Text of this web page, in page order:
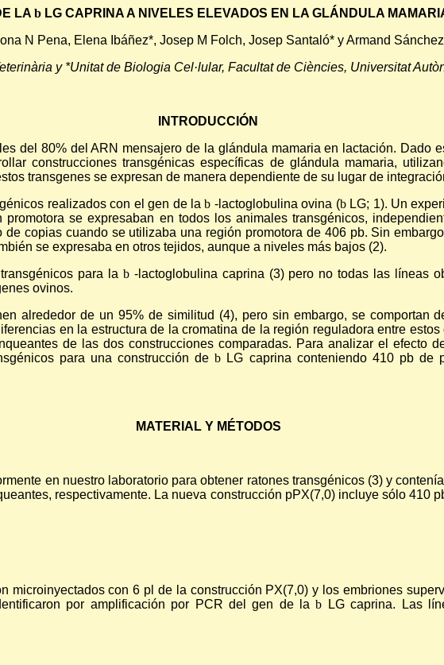
LA bLG CAPRINA A NIVELES ELEVADOS EN LA GLÁNDULA
N Pena, Elena Ibáñez*, Josep M Folch, Josep Santaló* y Armand Sánchez
y *Unitat de Biologia Cel·lular, Facultat de Ciències, Universitat
INTRODUCCIÓN
del 80% del ARN mensajero de la glándula mamaria en lactación. Dado
construcciones transgénicas específicas de glándula mamaria,
transgenes se expresan de manera dependiente de su lugar de
realizados con el gen de lab -lactoglobulina ovina (bLG; 1). Un
se expresaban en todos los animales transgénicos,
copias cuando se utilizaba una región promotora de 406 pb. Sin
se expresaba en otros tejidos, aunque a niveles más bajos (2).
para la b-lactoglobulina caprina (3) pero no todas las líneas
ovinos.
alrededor de un 95% de similitud (4), pero sin embargo, se comportan
en la estructura de la cromatina de la región reguladora entre
de las dos construcciones comparadas. Para analizar el efecto
para una construcción deb LG caprina conteniendo 410 pb de
MATERIAL Y MÉTODOS
en nuestro laboratorio para obtener ratones transgénicos (3) y
respectivamente. La nueva construcción pPX(7,0) incluye sólo 410
microinyectados con 6 pl de la construcción PX(7,0) y los embriones
por amplificación por PCR del gen de lab LG caprina. Las